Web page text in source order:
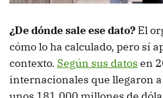
¿De dónde sale ese dato? El
cómo lo ha calculado, pero sí
contexto. Según sus datos en
internacionales que llegaron a